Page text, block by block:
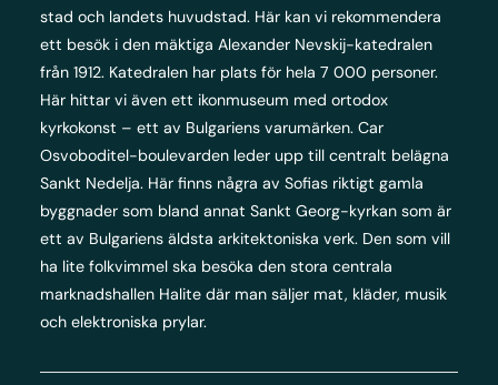
stad och landets huvudstad. Här kan vi rekommendera
ett besök i den mäktiga Alexander Nevskij-katedralen
från 1912. Katedralen har plats för hela 7 000 personer.
Här hittar vi även ett ikonmuseum med ortodox
kyrkokonst – ett av Bulgariens varumärken. Car
Osvoboditel-boulevarden leder upp till centralt belägna
Sankt Nedelja. Här finns några av Sofias riktigt gamla
byggnader som bland annat Sankt Georg-kyrkan som är
ett av Bulgariens äldsta arkitektoniska verk. Den som vill
ha lite folkvimmel ska besöka den stora centrala
marknadshallen Halite där man säljer mat, kläder, musik
och elektroniska prylar.